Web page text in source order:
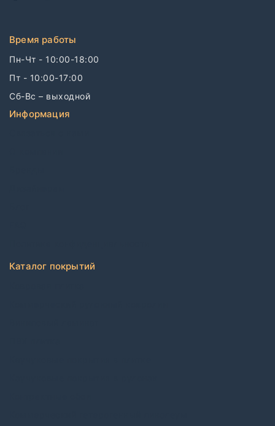
Время работы
Пн-Чт - 10:00-18:00
Пт - 10:00-17:00
Сб-Вс – выходной
Информация
Каталог покрытий